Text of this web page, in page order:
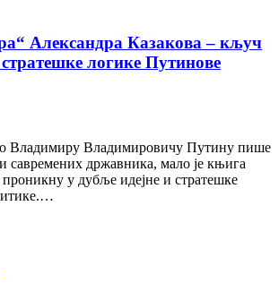
Александра Казакова – кључ
логике Путинове
о Владимиру Владимировичу Путину пише
савремених државника, мало је књига
проникну у дубље идејне и стратешке